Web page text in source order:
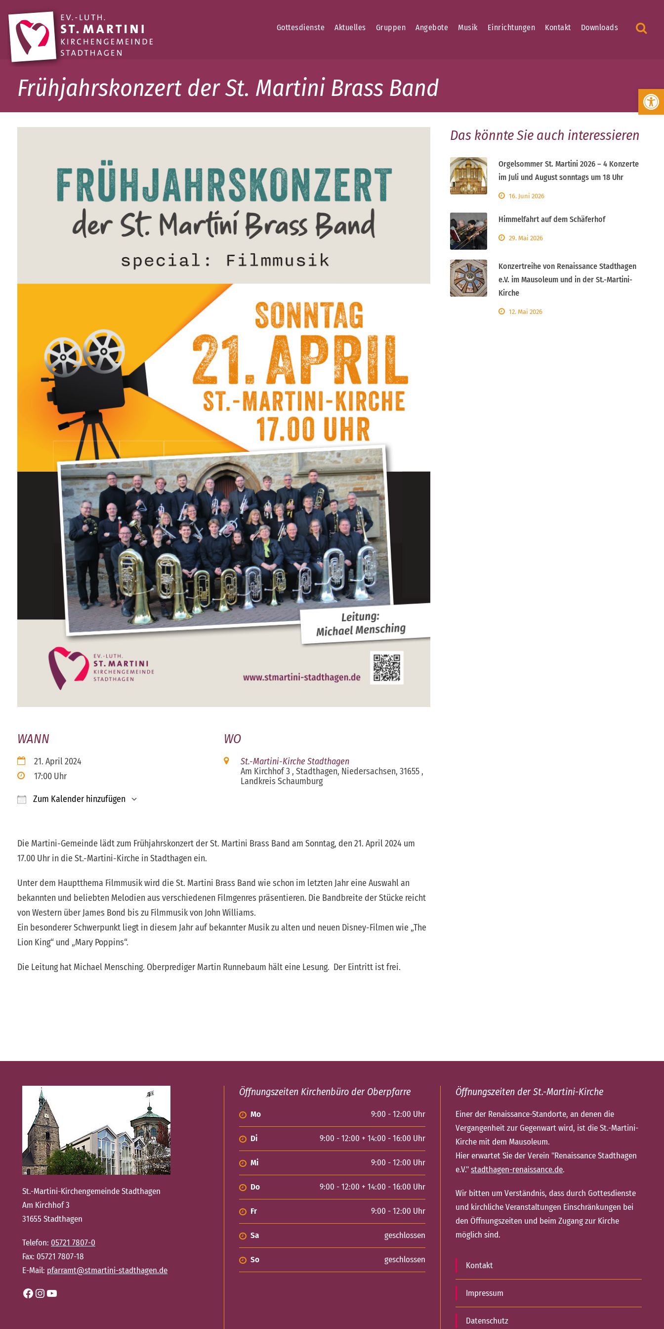
Werkzeugleiste öffnen
Gottesdienste Aktuelles Gruppen Angebote Musik Einrichtungen Kontakt Downloads
Frühjahrskonzert der St. Martini Brass Band
WANN
21. April 2024
17:00 Uhr
Zum Kalender hinzufügen
WO
St.-Martini-Kirche Stadthagen
Am Kirchhof 3 , Stadthagen, Niedersachsen, 31655 ,
Landkreis Schaumburg
Die Martini-Gemeinde lädt zum Frühjahrskonzert der St. Martini Brass Band am Sonntag, den 21. April 2024 um
17.00 Uhr in die St.-Martini-Kirche in Stadthagen ein.
Unter dem Hauptthema Filmmusik wird die St. Martini Brass Band wie schon im letzten Jahr eine Auswahl an
bekannten und beliebten Melodien aus verschiedenen Filmgenres präsentieren. Die Bandbreite der Stücke reicht
von Western über James Bond bis zu Filmmusik von John Williams.
Ein besonderer Schwerpunkt liegt in diesem Jahr auf bekannter Musik zu alten und neuen Disney-Filmen wie „The
Lion King“ und „Mary Poppins“.
Die Leitung hat Michael Mensching. Oberprediger Martin Runnebaum hält eine Lesung. Der Eintritt ist frei.
Das könnte Sie auch interessieren
Orgelsommer St. Martini 2026 – 4 Konzerte
im Juli und August sonntags um 18 Uhr
16. Juni 2026
Himmelfahrt auf dem Schäferhof
29. Mai 2026
Konzertreihe von Renaissance Stadthagen
e.V. im Mausoleum und in der St.-Martini-
Kirche
12. Mai 2026
St.-Martini-Kirchengemeinde Stadthagen
Am Kirchhof 3
31655 Stadthagen
Telefon: 05721 7807-0
Fax: 05721 7807-18
E-Mail: pfarramt@stmartini-stadthagen.de
Facebook Instagram YouTube
Öffnungszeiten Kirchenbüro der Oberpfarre
Mo 9:00 - 12:00 Uhr
Di 9:00 - 12:00 + 14:00 - 16:00 Uhr
Mi 9:00 - 12:00 Uhr
Do 9:00 - 12:00 + 14:00 - 16:00 Uhr
Fr 9:00 - 12:00 Uhr
Sa geschlossen
So geschlossen
Öffnungszeiten der St.-Martini-Kirche
Einer der Renaissance-Standorte, an denen die
Vergangenheit zur Gegenwart wird, ist die St.-Martini-
Kirche mit dem Mausoleum.
Hier erwartet Sie der Verein "Renaissance Stadthagen
e.V."stadthagen-renaissance.de.
Wir bitten um Verständnis, dass durch Gottesdienste
und kirchliche Veranstaltungen Einschränkungen bei
den Öffnungszeiten und beim Zugang zur Kirche
möglich sind.
Kontakt
Impressum
Datenschutz